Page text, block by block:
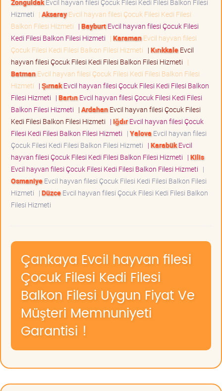
ZonguldakEvcil hayvan filesi Çocuk Filesi Kedi Filesi Balkon Filesi
Hizmeti | AksarayEvcil hayvan filesi Çocuk Filesi Kedi Filesi
Balkon Filesi Hizmeti | BayburtEvcil hayvan filesi Çocuk Filesi
Kedi Filesi Balkon Filesi Hizmeti | KaramanEvcil hayvan filesi
Çocuk Filesi Kedi Filesi Balkon Filesi Hizmeti | KırıkkaleEvcil
hayvan filesi Çocuk Filesi Kedi Filesi Balkon Filesi Hizmeti |
BatmanEvcil hayvan filesi Çocuk Filesi Kedi Filesi Balkon Filesi
Hizmeti | ŞırnakEvcil hayvan filesi Çocuk Filesi Kedi Filesi Balkon
Filesi Hizmeti | BartınEvcil hayvan filesi Çocuk Filesi Kedi Filesi
Balkon Filesi Hizmeti | ArdahanEvcil hayvan filesi Çocuk Filesi
Kedi Filesi Balkon Filesi Hizmeti | IğdırEvcil hayvan filesi Çocuk
Filesi Kedi Filesi Balkon Filesi Hizmeti | Yalova Evcil hayvan filesi
Çocuk Filesi Kedi Filesi Balkon Filesi Hizmeti | KarabükEvcil
hayvan filesi Çocuk Filesi Kedi Filesi Balkon Filesi Hizmeti | Kilis
Evcil hayvan filesi Çocuk Filesi Kedi Filesi Balkon Filesi Hizmeti |
OsmaniyeEvcil hayvan filesi Çocuk Filesi Kedi Filesi Balkon Filesi
Hizmeti | DüzceEvcil hayvan filesi Çocuk Filesi Kedi Filesi Balkon
Filesi Hizmeti
Çankaya Evcil hayvan filesi
Çocuk Filesi Kedi Filesi
Balkon Filesi Uygun Fiyat Ve
Müşteri Memnuniyeti
Garantisi !